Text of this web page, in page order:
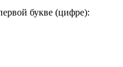
букве (цифре):